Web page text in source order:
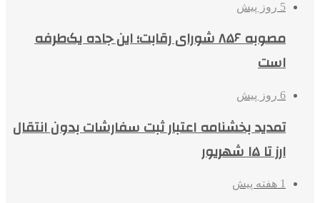
5 روز پیش
مصوبه ۸۵۶ شورای رقابت؛ این جاده یک‌طرفه
است
6 روز پیش
تمدید بخشنامه اعتبار ثبت سفارشات بدون انتقال
ارز تا ۱۵ شهریور
1 هفته پیش